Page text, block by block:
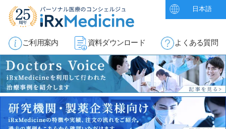
日本語
ご利用案内 資料ダウンロード よくある質問